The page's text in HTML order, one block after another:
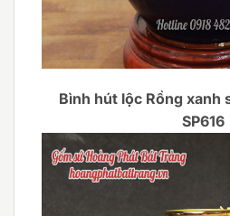
Bình hút lộc Rồng xanh
SP616